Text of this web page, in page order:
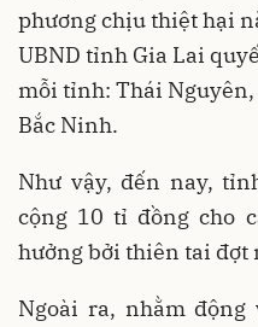
phương chịu thiệt hại
UBND tỉnh Gia Lai
mỗi tỉnh: Thái Nguyên,
Bắc Ninh.
Như vậy, đến nay,
cộng 10 tỉ đồng cho
hưởng bởi thiên tai đợt
Ngoài ra, nhằm